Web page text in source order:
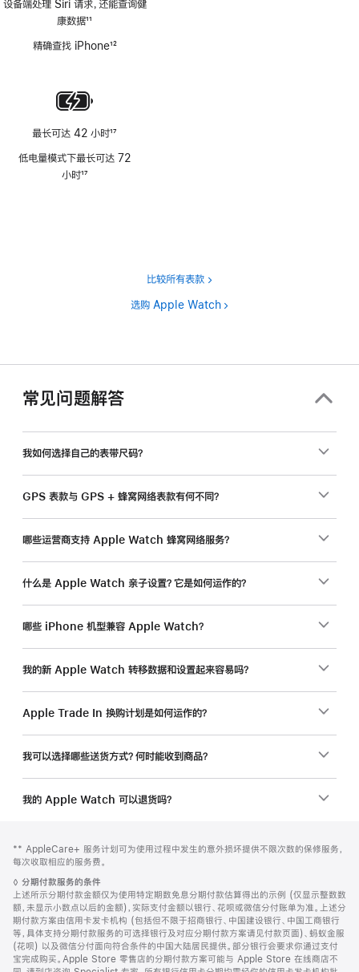
设备端处理 Siri 请求，还能查询健
康数据11
精确查找 iPhone12
最长可达 42 小时17
低电量模式下最长可达 72
小时17
比较所有表款
选购 Apple Watch
常见问题解答
我如何选择自己的表带尺码？
GPS 表款与 GPS + 蜂窝网络表款有何不同？
哪些运营商支持 Apple Watch 蜂窝网络服务？
什么是 Apple Watch 亲子设置？它是如何运作的？
哪些 iPhone 机型兼容 Apple Watch？
我的新 Apple Watch 转移数据和设置起来容易吗？
Apple Trade In 换购计划是如何运作的？
我可以选择哪些送货方式？何时能收到商品？
我的 Apple Watch 可以退货吗？
页
页
脚
脚
注
** AppleCare+ 服务计划可为使用过程中发生的意外损坏提供不限次数的保修服务，
每次收取相应的服务费。
脚
注
◊ 分期付款服务的条件
上述所示分期付款金额仅为使用特定期数免息分期付款估算得出的示例 (仅显示整数数
额，未显示小数点以后的金额)，实际支付金额以银行、花呗或微信分付账单为准。上述分
期付款方案由信用卡发卡机构 (包括但不限于招商银行、中国建设银行、中国工商银行
等，具体支持分期付款服务的可选择银行及对应分期付款方案请见付款页面)、蚂蚁金服
(花呗) 以及微信分付面向符合条件的中国大陆居民提供。部分银行会要求你通过支付
宝完成购买。Apple Store 零售店的分期付款方案可能与 Apple Store 在线商店不